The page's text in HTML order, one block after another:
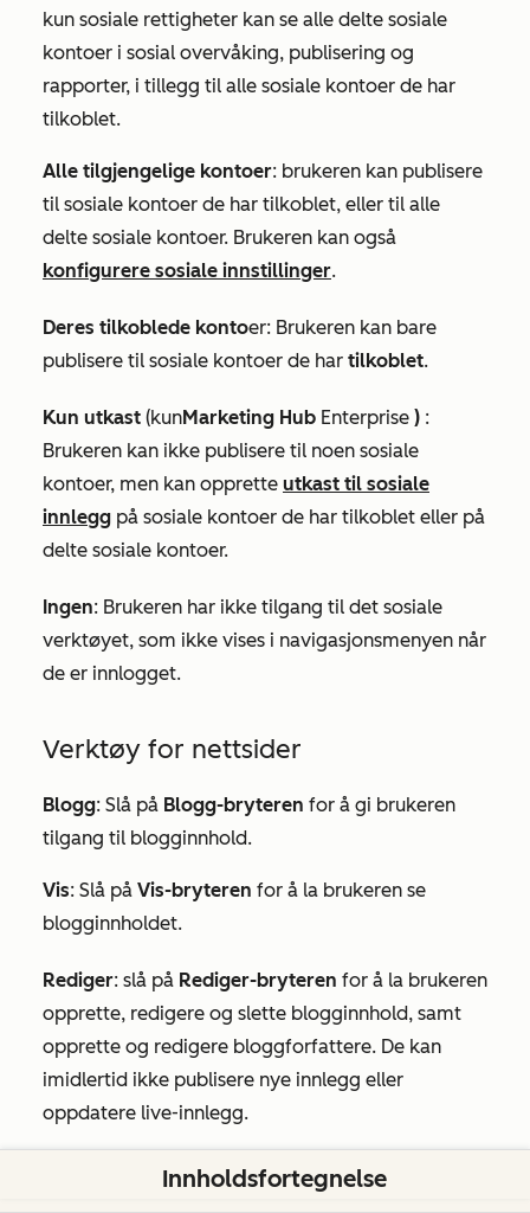
kun sosiale rettigheter kan se alle delte sosiale
kontoer i sosial overvåking, publisering og
rapporter, i tillegg til alle sosiale kontoer de har
tilkoblet.
Alle tilgjengelige kontoer: brukeren kan publisere
til sosiale kontoer de har tilkoblet, eller til alle
delte sosiale kontoer. Brukeren kan også
konfigurere sosiale innstillinger.
Deres tilkoblede kontoer: Brukeren kan bare
publisere til sosiale kontoer de har tilkoblet.
Kun utkast (kunMarketing Hub Enterprise ) :
Brukeren kan ikke publisere til noen sosiale
kontoer, men kan opprette utkast til sosiale
innlegg på sosiale kontoer de har tilkoblet eller på
delte sosiale kontoer.
Ingen: Brukeren har ikke tilgang til det sosiale
verktøyet, som ikke vises i navigasjonsmenyen når
de er innlogget.
Verktøy for nettsider
Blogg: Slå på Blogg-bryteren for å gi brukeren
tilgang til blogginnhold.
Vis: Slå på Vis-bryteren for å la brukeren se
blogginnholdet.
Rediger: slå på Rediger-bryteren for å la brukeren
opprette, redigere og slette blogginnhold, samt
opprette og redigere bloggforfattere. De kan
imidlertid ikke publisere nye innlegg eller
oppdatere live-innlegg.
Administrer privat innhold
: Slå på bryteren
for å la brukeren
Innholdsfortegnelse